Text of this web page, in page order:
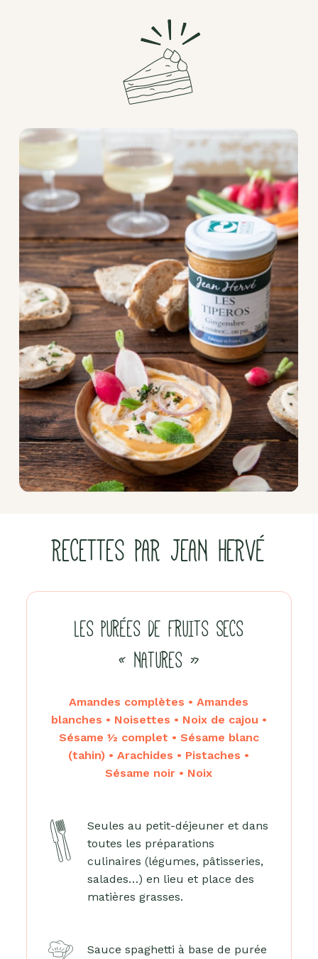
RECETTES PAR JEAN HERVÉ
LES PURÉES DE FRUITS SECS
« NATURES »
Amandes complètes • Amandes
blanches • Noisettes • Noix de cajou •
Sésame ½ complet • Sésame blanc
(tahin) • Arachides • Pistaches •
Sésame noir • Noix
Seules au petit-déjeuner et dans
toutes les préparations
culinaires (légumes, pâtisseries,
salades…) en lieu et place des
matières grasses.
Sauce spaghetti à base de purée